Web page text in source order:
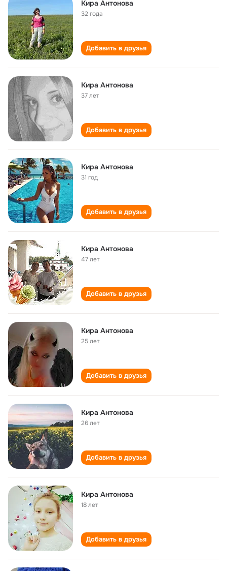
Кира Антонова
32 года
Добавить в друзья
Кира Антонова
37 лет
Добавить в друзья
Кира Антонова
31 год
Добавить в друзья
Кира Антонова
47 лет
Добавить в друзья
Кира Антонова
25 лет
Добавить в друзья
Кира Антонова
26 лет
Добавить в друзья
Кира Антонова
18 лет
Добавить в друзья